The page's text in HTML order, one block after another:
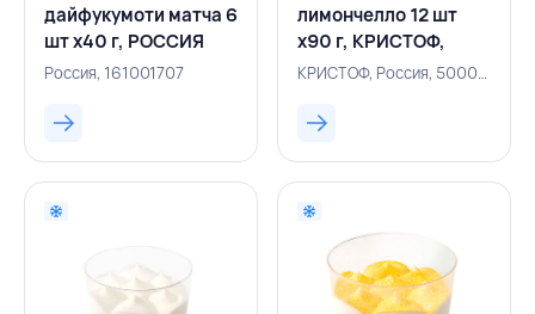
дайфукумоти матча 6
шт х40 г, РОССИЯ
Россия, 161001707
лимончелло 12 шт
х90 г, КРИСТОФ,
РОССИЯ
КРИСТОФ, Россия, 500003787